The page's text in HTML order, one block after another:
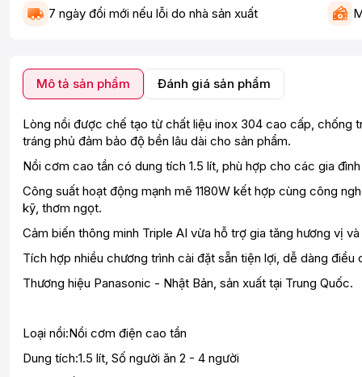
7 ngày đổi mới nếu lỗi do nhà sản xuất
Mô tả sản phẩm Đánh giá sản phẩm
Lòng nồi được chế tạo từ chất liệu inox 304 cao cấp,
tráng phủ đảm bảo độ bền lâu dài cho sản phẩm.
Nồi cơm cao tần có dung tích 1.5 lít, phù hợp cho các gia
Công suất hoạt động mạnh mẽ 1180W kết hợp cùng công
kỹ, thơm ngọt.
Cảm biến thông minh Triple AI vừa hỗ trợ gia tăng hương vị
Tích hợp nhiều chương trình cài đặt sẵn tiện lợi, dễ dàng
Thương hiệu Panasonic - Nhật Bản, sản xuất tại Trung Quốc.
Loại nồi:Nồi cơm điện cao tần
Dung tích:1.5 lít, Số người ăn 2 - 4 người